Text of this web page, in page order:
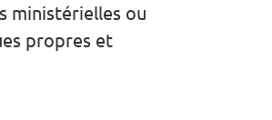
ministérielles ou
propres et